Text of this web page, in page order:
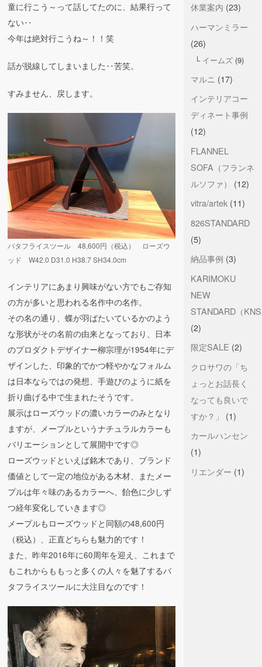
童に行こう～って話してたのに、結果行って
ない‥
今年は絶対行こうね～！！笑
話が脱線してしまいました‥苦笑。
すみません、戻します。
バタフライスツール 48,600円（税込） ローズウ
ッド W42.0 D31.0 H38.7 SH34.0cm
インテリアにあまり興味がない方でもご存知
の方が多いと思われる名作中の名作。
その名の通り、蝶が羽ばたいているかのよう
な形状がその名前の由来となっており、日本
のプロダクトデザイナー柳宗理が1954年にデ
ザインした、印象的でかつ軽やかなフォルム
は日本ならではの発想、手遊びのように紙を
折り曲げる中で生まれたそうです。
展示はローズウッドの濃いカラーのみとなり
ますが、メープルというナチュラルカラーも
バリエーションとして展開中です◎
ローズウッドといえば銘木であり、ブランド
価値として一定の地位がある木材、またメー
プルは年々味のあるカラーへ、飴色に少しず
つ経年変化していきます◎
メープルもローズウッドと同額の48,600円
（税込）、正直どちらも魅力的です！
また、昨年2016年に60周年を迎え、これまで
もこれからももっと多くの人々を魅了するバ
タフライスツールに大注目なのです！
休業案内 (23)
ハーマンミラー
(26)
イームズ(9)
マルニ (17)
インテリアコー
ディネート事例
(12)
FLANNEL
SOFA（フランネ
ルソファ）
(12)
vitra/artek(11)
826STANDARD
(5)
納品事例 (3)
KARIMOKU
NEW
STANDARD（
(2)
限定SALE (2)
クロサワの「ち
ょっとお話長く
なっても良いで
すか？」
(1)
カールハンセン
(1)
リエンダー (1)